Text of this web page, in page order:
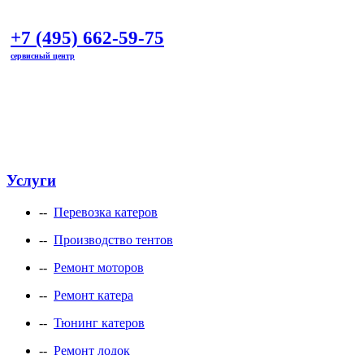
+7 (495) 662-59-75
сервисный центр
Услуги
-- Перевозка катеров
-- Производство тентов
-- Ремонт моторов
-- Ремонт катера
-- Тюнинг катеров
-- Ремонт лодок